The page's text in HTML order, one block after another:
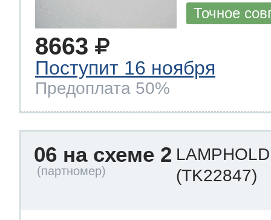
Точное
8663
Поступит 16 ноября
Предоплата 50%
06 на схеме 2
(TK22847)